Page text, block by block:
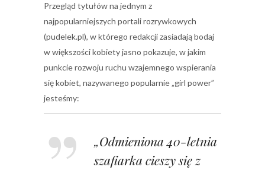
Przegląd tytułów na jednym z
najpopularniejszych portali rozrywkowych
(pudelek.pl), w którego redakcji zasiadają bodaj
w większości kobiety jasno pokazuje, w jakim
punkcie rozwoju ruchu wzajemnego wspierania
się kobiet, nazywanego popularnie „girl power”
jesteśmy:
„Odmieniona 40-letnia
szafiarka cieszy się z